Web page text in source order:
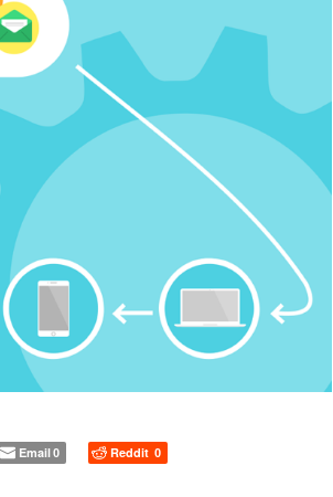
Email 0 Reddit 0